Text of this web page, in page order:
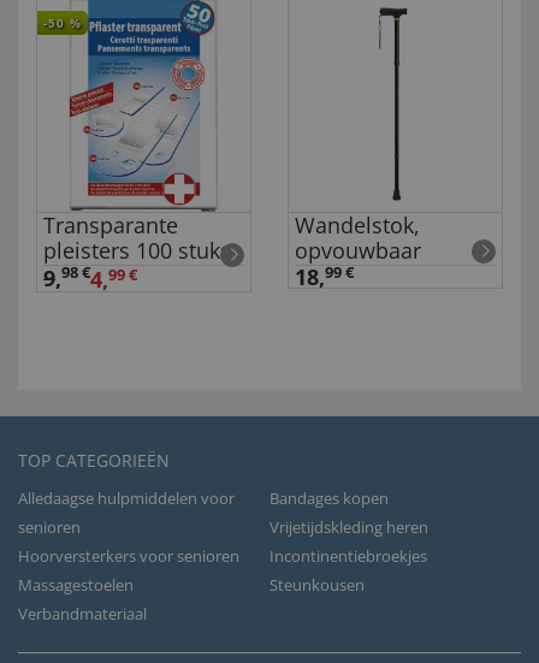
-50 %
Transparante
pleisters 100 stuks
9,98 €4,99 €
Wandelstok,
opvouwbaar
18,99 €
TOP CATEGORIEËN
Alledaagse hulpmiddelen voor
senioren
Bandages kopen
Vrijetijdskleding heren
Hoorversterkers voor senioren
Incontinentiebroekjes
Massagestoelen
Steunkousen
Verbandmateriaal